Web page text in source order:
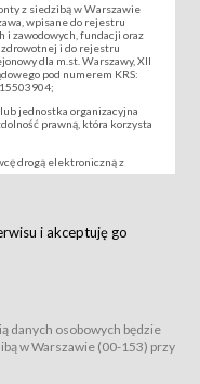
z siedzibą w Warszawie
wpisane do rejestru
i zawodowych, fundacji oraz
i do rejestru
dla m.st. Warszawy, XII
pod numerem KRS:
lub jednostka organizacyjna
prawną, która korzysta
drogą elektroniczną z
umowy z
w Wydarzeniu,
Wydarzenia, tj. uprawniające
filmowych,
i akceptuję go
danych osobowych będzie
w Warszawie (00-153) przy